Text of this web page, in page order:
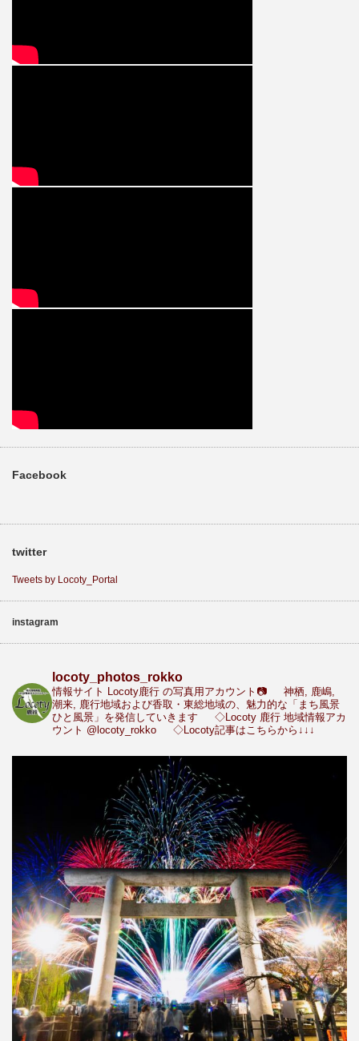
Facebook
twitter
Tweets by Locoty_Portal
instagram
locoty_photos_rokko
情報サイト Locoty鹿行 の写真用アカウント📷
神栖, 鹿嶋,
潮来, 鹿行地域および香取・東総地域の、魅力的な「まち風景
ひと風景」を発信していきます
◇Locoty 鹿行 地域情報アカ
ウント @locoty_rokko ◇Locoty記事はこちらから↓↓↓